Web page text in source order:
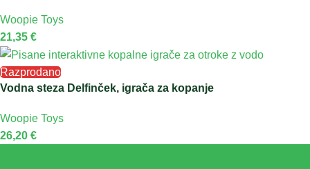
Woopie Toys
21,35 €
Razprodano
Vodna steza Delfinček, igrača za kopanje
Woopie Toys
26,20 €